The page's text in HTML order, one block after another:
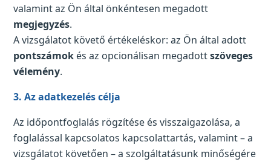
valamint az Ön által önkéntesen megadott
megjegyzés.
A vizsgálatot követő értékeléskor: az Ön által adott
pontszámok és az opcionálisan megadottszöveges
vélemény.
3. Az adatkezelés célja
Az időpontfoglalás rögzítése és visszaigazolása, a
foglalással kapcsolatos kapcsolattartás, valamint – a
vizsgálatot követően – a szolgáltatásunk minőségére